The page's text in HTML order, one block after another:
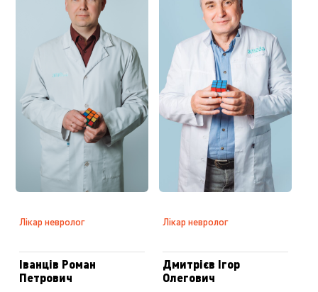
Лікар невролог
Іванців Роман
Петрович
Лікар невролог
Дмитрієв Ігор
Олегович